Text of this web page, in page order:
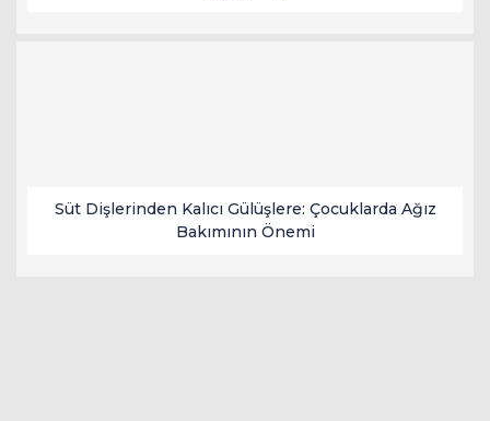
Süt Dişlerinden Kalıcı Gülüşlere: Çocuklarda Ağız
Bakımının Önemi